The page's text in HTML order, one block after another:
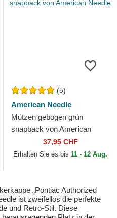
(5)
American Needle
Mützen gebogen grün
snapback von American
37,95 CHF
Erhalten Sie es bis 11 - 12 Aug.
„Pontiac Authorized
ist zweifellos die perfekte
und Retro-Stil. Diese